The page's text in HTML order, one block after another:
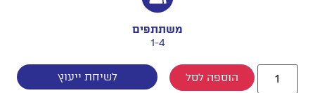
משתתפים
1-4
הוספה לסל לשיחת ייעוץ